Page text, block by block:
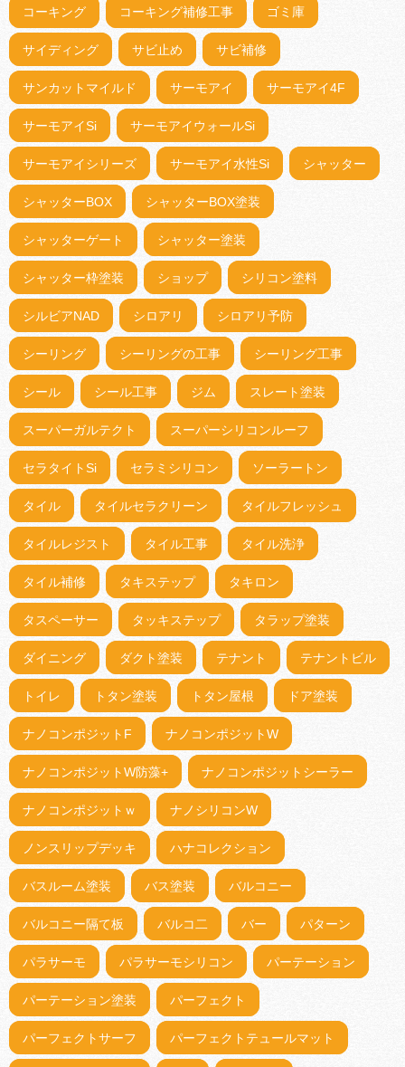
コーキング コーキング補修工事 ゴミ庫
サイディング サビ止め サビ補修
サンカットマイルド サーモアイ サーモアイ4F
サーモアイSi サーモアイウォールSi
サーモアイシリーズ サーモアイ水性Si シャッター
シャッターBOX シャッターBOX塗装
シャッターゲート シャッター塗装
シャッター枠塗装 ショップ シリコン塗料
シルビアNAD シロアリ シロアリ予防
シーリング シーリングの工事 シーリング工事
シール シール工事 ジム スレート塗装
スーパーガルテクト スーパーシリコンルーフ
セラタイトSi セラミシリコン ソーラートン
タイル タイルセラクリーン タイルフレッシュ
タイルレジスト タイル工事 タイル洗浄
タイル補修 タキステップ タキロン
タスペーサー タッキステップ タラップ塗装
ダイニング ダクト塗装 テナント テナントビル
トイレ トタン塗装 トタン屋根 ドア塗装
ナノコンポジットF ナノコンポジットW
ナノコンポジットW防藻+ ナノコンポジットシーラー
ナノコンポジットｗ ナノシリコンW
ノンスリップデッキ ハナコレクション
バスルーム塗装 バス塗装 バルコニー
バルコニー隔て板 バルコ二 バー パターン
パラサーモ パラサーモシリコン パーテーション
パーテーション塗装 パーフェクト
パーフェクトサーフ パーフェクトテュールマット